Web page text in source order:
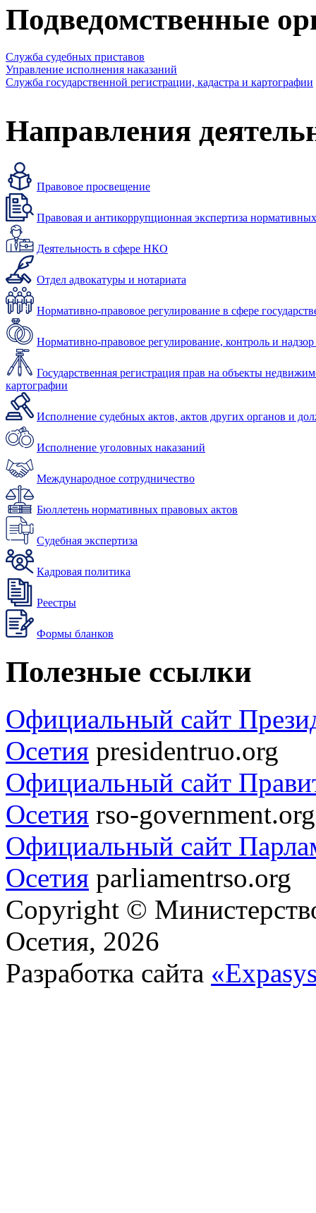
Подведомственные
Служба судебных приставов
Управление исполнения наказаний
Служба государственной регистрации, кадастра и картографии
Направления
Правовое просвещение
Правовая и антикоррупционная экспертиза
Деятельность в сфере НКО
Отдел адвокатуры и нотариата
Нормативно-правовое регулирование в сфере
Нормативно-правовое регулирование, контроль и
Государственная регистрация прав на объекты
картографии
Исполнение судебных актов, актов других органов и
Исполнение уголовных наказаний
Международное сотрудничество
Бюллетень нормативных правовых актов
Судебная экспертиза
Кадровая политика
Реестры
Формы бланков
Полезные ссылки
Официальный сайт
Осетия presidentruo.org
Официальный сайт
Осетия rso-government.org
Официальный сайт
Осетия parliamentrso.org
Copyright ©
Осетия, 2026
Разработка сайта